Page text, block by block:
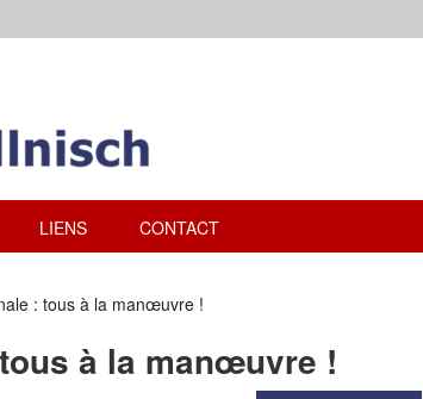
LIENS CONTACT
: tous à la manœuvre !
à la manœuvre !